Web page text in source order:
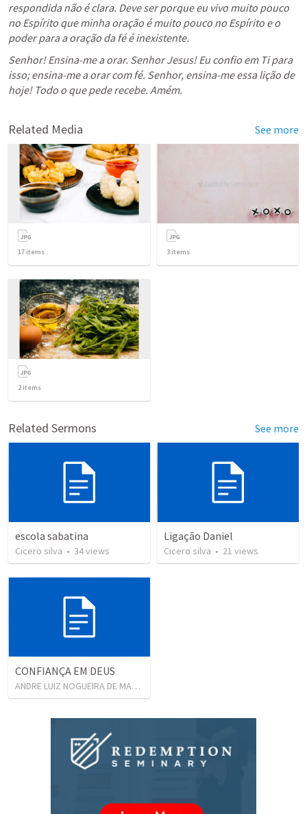
respondida não é clara. Deve ser porque eu vivo muito pouco
no Espírito que minha oração é muito pouco no Espírito e o
poder para a oração da fé é inexistente.
Senhor! Ensina-me a orar. Senhor Jesus! Eu confio em Ti para
isso; ensina-me a orar com fé. Senhor, ensina-me essa lição de
hoje! Todo o que pede recebe. Amém.
Related Media See more
17 items 3 items
2items
Related Sermons See more
escola sabatina
Cicero silva • 34views
Ligação Daniel
Cicero silva • 21 views
CONFIANÇA EM DEUS
ANDRE LUIZ NOGUEIRA DE MACEDO